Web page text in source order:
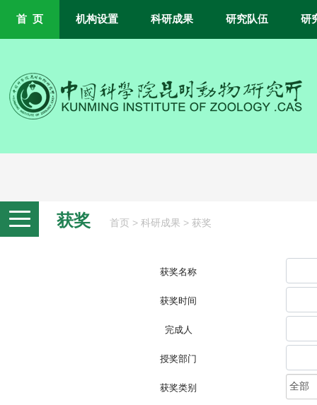
首 页 机构设置 科研成果 研究队伍 研
获奖 首页 > 科研成果 > 获奖
获奖名称
获奖时间
完成人
授奖部门
获奖类别